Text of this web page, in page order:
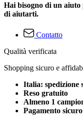
Hai bisogno di un
di aiutarti.
Contatto
Qualità verificata
Shopping sicuro e
Italia: spedizione
Reso gratuito
Almeno 1
Pagamento sicuro